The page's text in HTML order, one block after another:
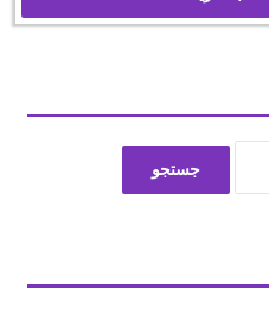
جستجو